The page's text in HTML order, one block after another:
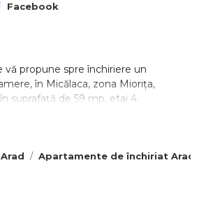
Apartamente de închiriat Arad
Facebook
vă propune spre închiriere un
în Micălaca, zona Miorița,
suprafață de 59 mp, etaj 4.
din hol, bucătărie spațioasă
baie cu vană și geam, balcon închis în